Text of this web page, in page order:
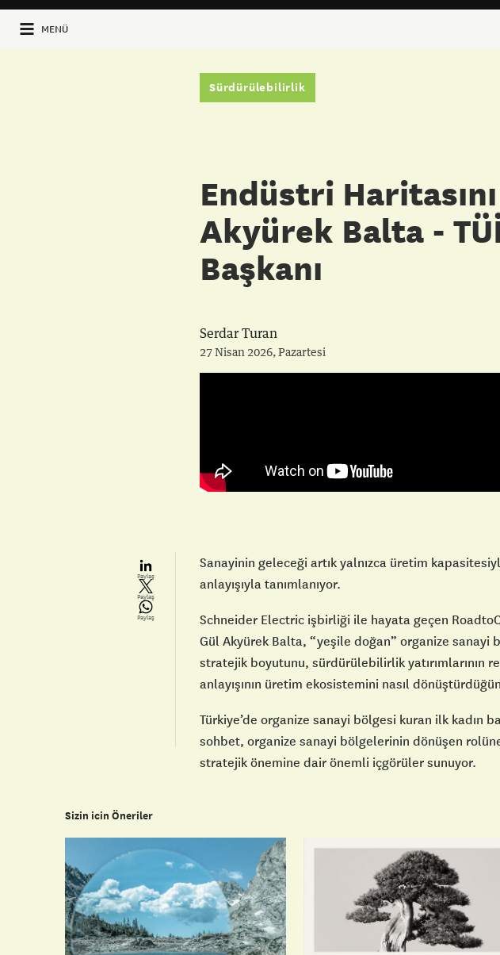
MENÜ
Endüstri
Akyürek Balta -
Başkanı
Serdar Turan
27 Nisan 2026, Pazartesi
Sürdürülebilirlik
Paylaş
Paylaş
Paylaş
Sanayinin geleceği artık yalnızca üretim
anlayışıyla tanımlanıyor.
Schneider Electric işbirliği ile hayata geçen
Gül Akyürek Balta, “yeşile doğan” organize sanayi
stratejik boyutunu, sürdürülebilirlik yatırımlarının
anlayışının üretim ekosistemini nasıl
Türkiye’de organize sanayi bölgesi kuran ilk kadın
sohbet, organize sanayi bölgelerinin dönüşen
stratejik önemine dair önemli içgörüler sunuyor.
Sizin icin Öneriler